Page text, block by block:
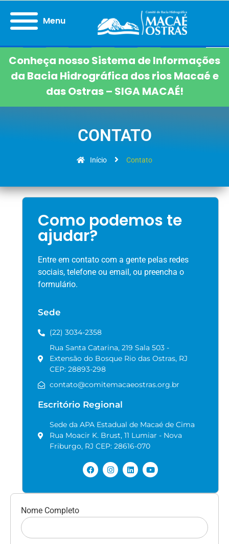
Menu
Conheça nosso Sistema de Informações
da Bacia Hidrográfica dos rios Macaé e
das Ostras – SIGA MACAÉ!
CONTATO
Início Contato
Como podemos te
ajudar?
Entre em contato com a gente pelas redes
sociais, telefone ou email, ou preencha o
formulário.
Sede
(22) 3034-2358
Rua Santa Catarina, 219 Sala 503 -
Extensão do Bosque Rio das Ostras, RJ
CEP: 28893-298
contato@comitemacaeostras.org.br
Escritório Regional
Sede da APA Estadual de Macaé de Cima
Rua Moacir K. Brust, 11 Lumiar - Nova
Friburgo, RJ CEP: 28616-070
Nome Completo